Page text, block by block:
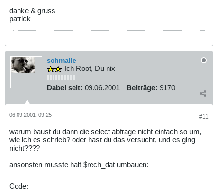
danke & gruss
patrick
schmalle
Ich Root, Du nix
Dabei seit: 09.06.2001 Beiträge: 9170
#11
06.09.2001, 09:25
warum baust du dann die select abfrage nicht einfach so um,
wie ich es schrieb? oder hast du das versucht, und es ging
nicht????
ansonsten musste halt $rech_dat umbauen:
Code: